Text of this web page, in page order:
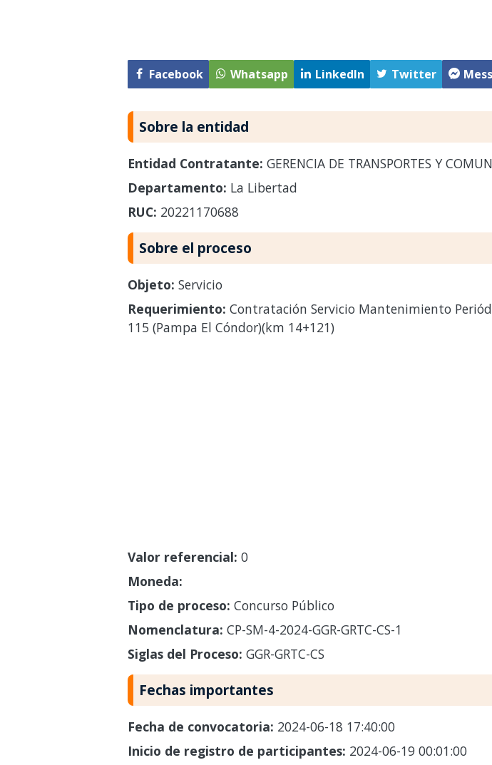
Facebook Whatsapp LinkedIn Twitter
Sobre la entidad
Entidad Contratante: GERENCIA DE TRANSPORTES Y
Departamento: La Libertad
RUC: 20221170688
Sobre el proceso
Objeto: Servicio
Requerimiento: Contratación Servicio Mantenimiento
115 (Pampa El Cóndor)(km 14+121)
Valor referencial: 0
Moneda:
Tipo de proceso: Concurso Público
Nomenclatura: CP-SM-4-2024-GGR-GRTC-CS-1
Siglas del Proceso: GGR-GRTC-CS
Fechas importantes
Fecha de convocatoria: 2024-06-18 17:40:00
Inicio de registro de participantes: 2024-06-19 00:01:00